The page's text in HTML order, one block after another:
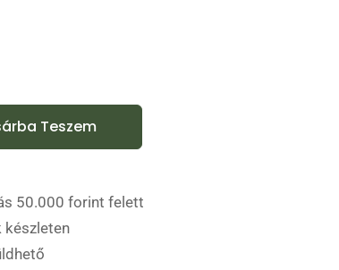
Teszem
50.000 forint felett
készleten